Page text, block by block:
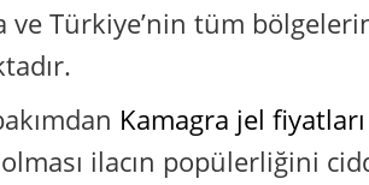
ve Türkiye’nin tüm
Kamagra jel fiyatları
ilacın popülerliğini